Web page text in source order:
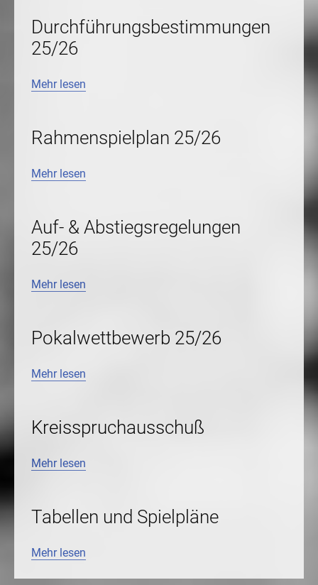
Durchführungsbestimmungen
25/26
Mehr lesen
Rahmenspielplan 25/26
Mehr lesen
Auf- & Abstiegsregelungen
25/26
Mehr lesen
Pokalwettbewerb 25/26
Mehr lesen
Kreisspruchausschuß
Mehr lesen
Tabellen und Spielpläne
Mehr lesen